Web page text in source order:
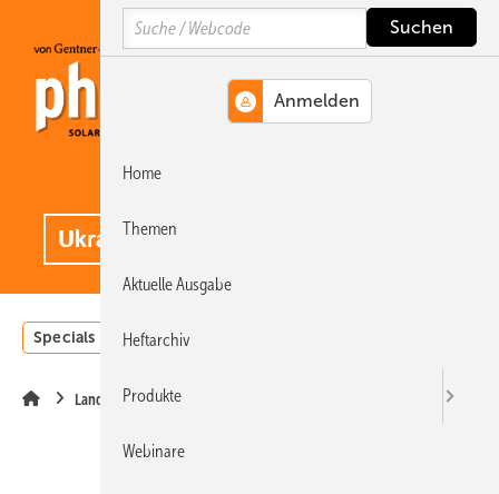
Hauptinhalt
Hauptmenü
SiteSearch
Specials Einstrahlungsatlas
Landwirtschaft
Search
Home
Themen
Aktuelle Ausgabe
Heftarchiv
Produkte
Webinare